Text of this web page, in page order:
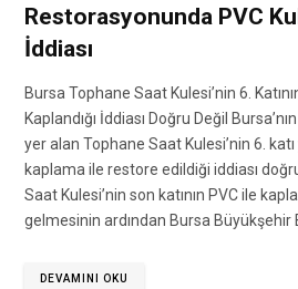
Restorasyonunda PVC
İddiası
Bursa Tophane Saat Kulesi’nin 6.
Kaplandığı İddiası Doğru Değil
yer alan Tophane Saat Kulesi’nin 6. katı
kaplama ile restore edildiği iddiası
Saat Kulesi’nin son katının PVC ile
gelmesinin ardından Bursa Büyükşehir
DEVAMINI OKU